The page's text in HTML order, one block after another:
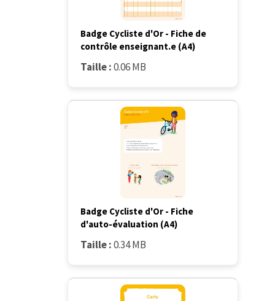
Badge Cycliste d'Or - Fiche de
contrôle enseignant.e (A4)
Taille :0.06 MB
Badge Cycliste d'Or - Fiche
d'auto-évaluation (A4)
Taille :0.34 MB